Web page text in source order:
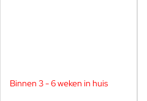
Binnen 3 - 6 weken in huis